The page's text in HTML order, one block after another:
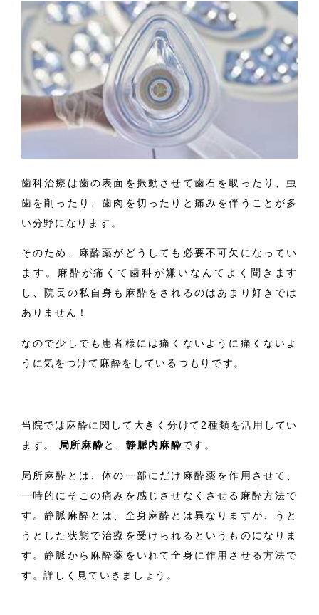
歯科治療は歯の表面を振動させて歯石を取ったり、虫
歯を削ったり、歯肉を切ったりと痛みを伴うことが多
い分野になります。
そのため、麻酔薬がどうしても必要不可欠になってい
ます。麻酔が痛くて歯科が嫌いなんてよく聞きます
し、院長の私自身も麻酔をされるのはあまり好きでは
ありません！
なので少しでも患者様には痛くないように痛くないよ
うに気をつけて麻酔をしているつもりです。
当院では麻酔に関して大きく分けて2種類を活用してい
ます。 局所麻酔 と、静脈内麻酔です。
局所麻酔とは、体の一部にだけ麻酔薬を作用させて、
一時的にそこの痛みを感じさせなくさせる麻酔方法で
す。静脈麻酔とは、全身麻酔とは異なりますが、うと
うとした状態で治療を受けられるというものになりま
す。静脈から麻酔薬をいれて全身に作用させる方法で
す。詳しく見ていきましょう。